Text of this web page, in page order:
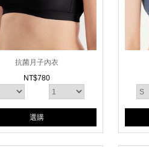
抗菌月子內衣
NT$780
選購